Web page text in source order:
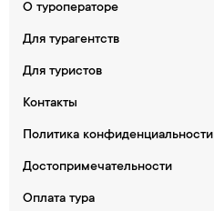
О туроператоре
Для турагентств
Для туристов
Контакты
Политика конфиденциальности
Достопримечательности
Оплата тура